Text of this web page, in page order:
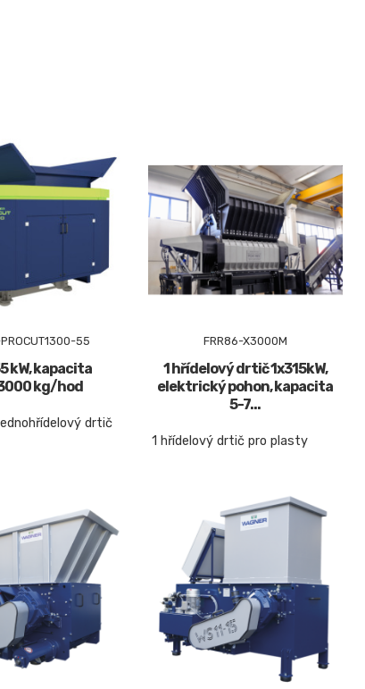
55
kW, kapacita
kg/hod
drtič
FRR86-X3000M
1 hřídelový drtič 1x315kW,
elektrický pohon, kapacita
5-7...
1 hřídelový drtič pro plasty